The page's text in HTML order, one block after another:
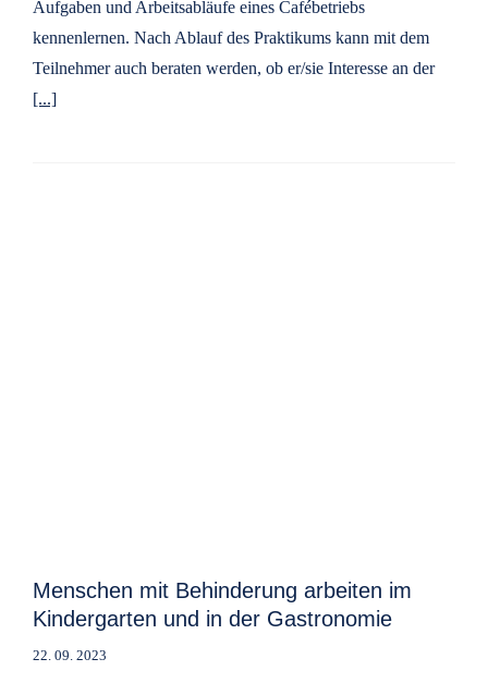
Aufgaben und Arbeitsabläufe eines Cafébetriebs
kennenlernen. Nach Ablauf des Praktikums kann mit dem
Teilnehmer auch beraten werden, ob er/sie Interesse an der
[...]
Menschen mit Behinderung arbeiten im
Kindergarten und in der Gastronomie
22. 09. 2023